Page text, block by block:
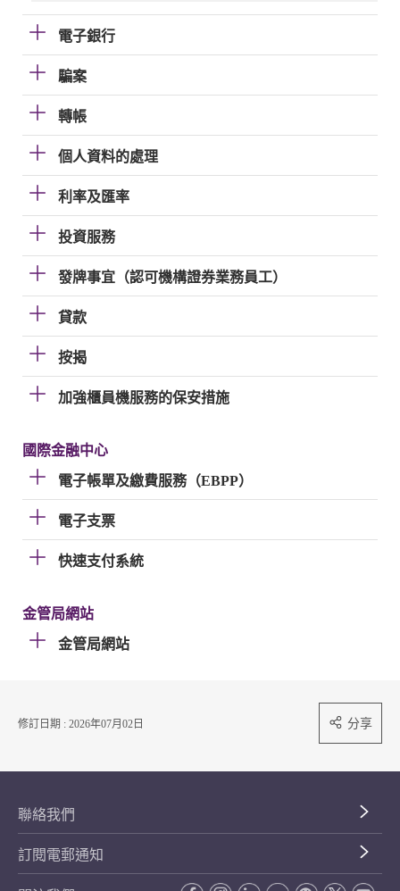
電子銀行
騙案
轉帳
個人資料的處理
利率及匯率
投資服務
發牌事宜（認可機構證券業務員工）
貸款
按揭
加強櫃員機服務的保安措施
國際金融中心
電子帳單及繳費服務（EBPP）
電子支票
快速支付系統
金管局網站
金管局網站
修訂日期 : 2026年07月02日 分享
聯絡我們
訂閱電郵通知